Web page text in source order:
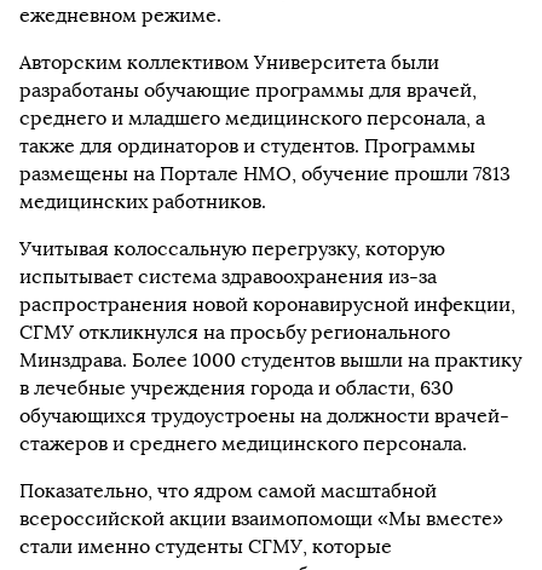
ежедневном режиме.
Авторским коллективом Университета были
разработаны обучающие программы для врачей,
среднего и младшего медицинского персонала, а
также для ординаторов и студентов. Программы
размещены на Портале НМО, обучение прошли 7813
медицинских работников.
Учитывая колоссальную перегрузку, которую
испытывает система здравоохранения из-за
распространения новой коронавирусной инфекции,
СГМУ откликнулся на просьбу регионального
Минздрава. Более 1000 студентов вышли на практику
в лечебные учреждения города и области, 630
обучающихся трудоустроены на должности врачей-
стажеров и среднего медицинского персонала.
Показательно, что ядром самой масштабной
всероссийской акции взаимопомощи «Мы вместе»
стали именно студенты СГМУ, которые